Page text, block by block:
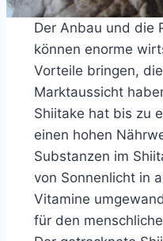
Der Anbau und die
können enorme
Vorteile bringen,
Marktaussicht
Shiitake hat bis zu
einen hohen
Substanzen im
von Sonnenlicht in
Vitamine
für den